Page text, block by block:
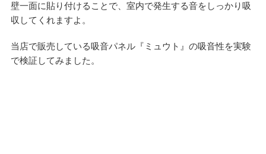
壁一面に貼り付けることで、室内で発生する音をしっかり吸
収してくれますよ。
当店で販売している吸音パネル『ミュウト』の吸音性を実験
で検証してみました。